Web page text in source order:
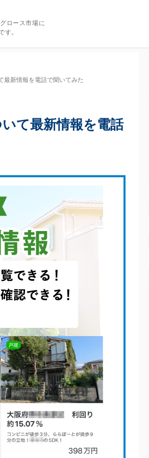
ロース市場に
す。
最新情報を電話で聞いてみた
て最新情報を電話